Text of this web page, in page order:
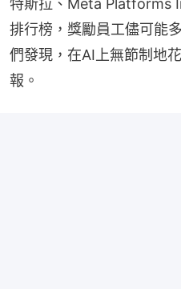
特斯拉、Meta Platforms
排行榜，獎勵員工儘可能
們發現，在AI上無節制地
報。